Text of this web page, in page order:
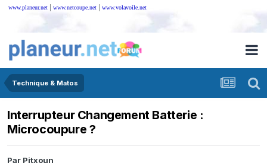
www.planeur.net | www.netcoupe.net | www.volavoile.net
Technique & Matos
Interrupteur Changement Batterie :
Microcoupure ?
Par Pitxoun